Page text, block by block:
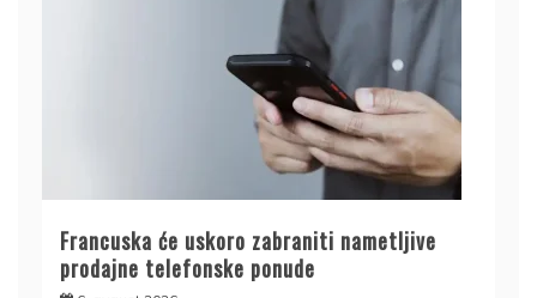
Francuska će uskoro zabraniti nametljive
prodajne telefonske ponude